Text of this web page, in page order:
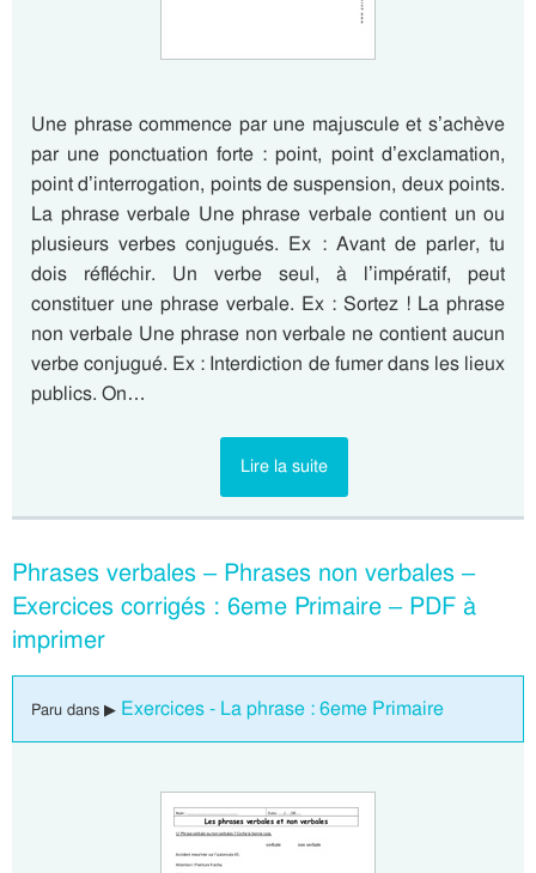
Une phrase commence par une majuscule et s’achève
par une ponctuation forte : point, point d’exclamation,
point d’interrogation, points de suspension, deux points.
La phrase verbale Une phrase verbale contient un ou
plusieurs verbes conjugués. Ex : Avant de parler, tu
dois réfléchir. Un verbe seul, à l’impératif, peut
constituer une phrase verbale. Ex : Sortez ! La phrase
non verbale Une phrase non verbale ne contient aucun
verbe conjugué. Ex : Interdiction de fumer dans les lieux
publics. On…
Lire la suite
Phrases verbales – Phrases non verbales –
Exercices corrigés : 6eme Primaire – PDF à
imprimer
Paru dans ▶ Exercices - La phrase : 6eme Primaire